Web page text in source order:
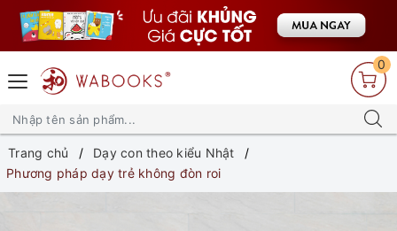
0
Trang chủ
Dạy con theo kiểu Nhật
Phương pháp dạy trẻ không đòn roi